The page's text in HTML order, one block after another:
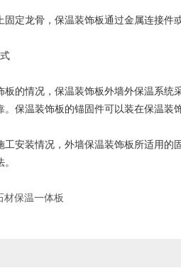
龙骨，保温装饰板通过金属连接件或
情况，保温装饰板外墙外保温系统
。保温装饰板的锚固件可以装在保温装
装情况，外墙保温装饰板所适用的
材保温一体板